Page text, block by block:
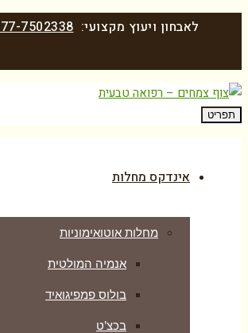
לאבחון ויעוץ מקצועי:7502338
תפריט
אינדקס מחלות
מחלות אוטואימוניות
אנמיה המולטית
בולוס פמפיגואיד
בכצ’ט